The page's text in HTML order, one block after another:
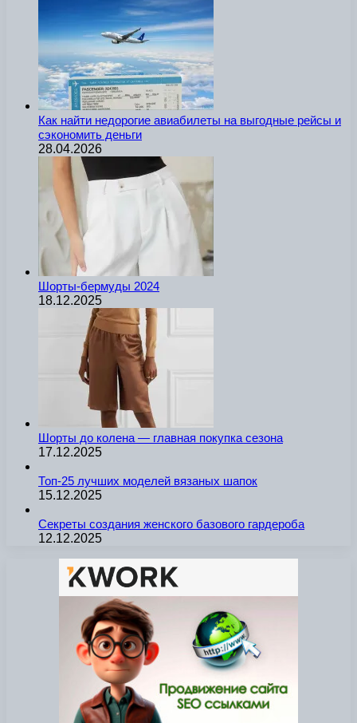
Как найти недорогие авиабилеты на выгодные рейсы и
сэкономить деньги
28.04.2026
Шорты-бермуды 2024
18.12.2025
Шорты до колена — главная покупка сезона
17.12.2025
Топ-25 лучших моделей вязаных шапок
15.12.2025
Секреты создания женского базового гардероба
12.12.2025